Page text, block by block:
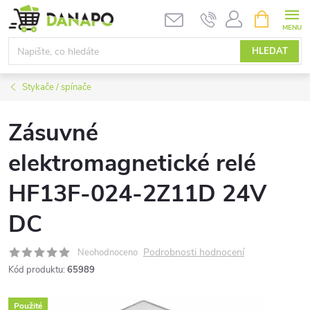
Přejít
na
obsah
HLEDAT
NÁKUPNÍ
KOŠÍK
Stykače / spínače
Zásuvné
elektromagnetické relé
HF13F-024-2Z11D 24V
DC
Neohodnoceno Podrobnosti hodnocení
Kód produktu: 65989
Použité